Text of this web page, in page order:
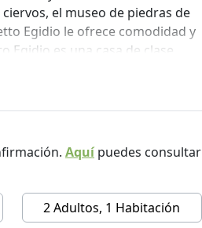
el museo de piedras de
Egidio le ofrece comodidad y
Egidio es una casa de clase
los clientes, un amplio
para bicicletas y motocicletas.
un lugar de arte,
sostenible. Ven a
Aquípuedes consultar
2 Adultos, 1 Habitación